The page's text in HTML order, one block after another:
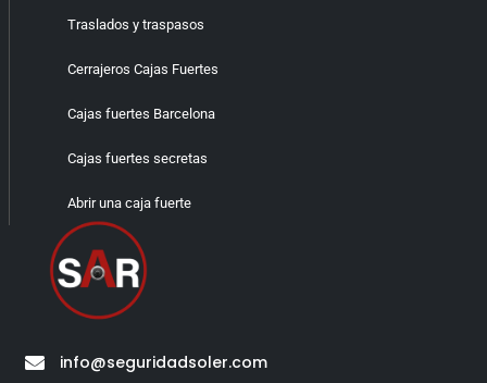
info@seguridadsoler.com
Traslados y traspasos
Cerrajeros Cajas Fuertes
Cajas fuertes Barcelona
Cajas fuertes secretas
Abrir una caja fuerte